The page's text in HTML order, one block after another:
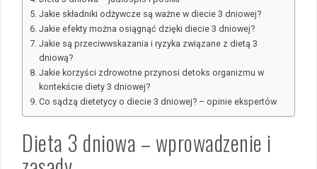
Jakie składniki odżywcze są ważne w diecie 3 dniowej?
Jakie efekty można osiągnąć dzięki diecie 3 dniowej?
Jakie są przeciwwskazania i ryzyka związane z dietą 3
dniową?
Jakie korzyści zdrowotne przynosi detoks organizmu w
kontekście diety 3 dniowej?
Co sądzą dietetycy o diecie 3 dniowej? – opinie ekspertów
Dieta 3 dniowa – wprowadzenie i